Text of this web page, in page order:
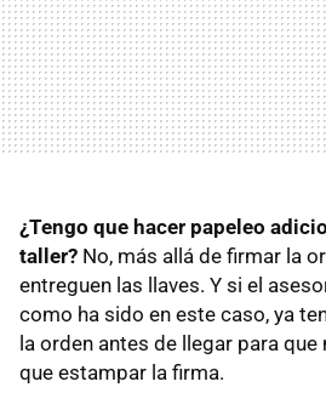
¿Tengo que hacer papeleo
taller? No, más allá de firmar la
entreguen las llaves. Y si el
como ha sido en este caso, ya
la orden antes de llegar para
que estampar la firma.